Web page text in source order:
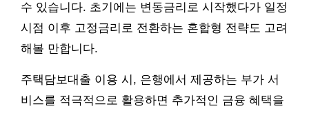
수 있습니다. 초기에는 변동금리로 시작했다가 일정
시점 이후 고정금리로 전환하는 혼합형 전략도 고려
해볼 만합니다.
주택담보대출 이용 시, 은행에서 제공하는 부가 서
비스를 적극적으로 활용하면 추가적인 금융 혜택을